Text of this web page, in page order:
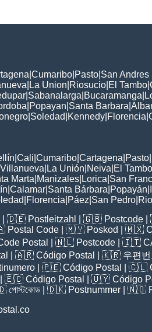
Cumaribo Pasto San Andres
La Union Riosucio El Tambo
Sabanalarga Bucaramanga
Popayan Santa Barbara
Soledad Kennedy Florencia
Cali Cumaribo Cartagena Pasto
Villanueva La Unión Neiva El Tambo
Marta Manizales Lorica San
Calamar Santa Bárbara Popayán
Florencia Páez San Pedro
| 🇩🇪 Postleitzahl | 🇬🇧 Postcode
Postal Code | 🇲🇾 Poskod | 🇲🇽
Postal | 🇳🇱 Postcode | 🇮🇹
| 🇦🇷 Código Postal | 🇰🇷 우편번
| 🇵🇪 Código Postal | 🇨🇱
| 🇪🇨 Código Postal | 🇺🇾 Código
পোস্টকোড | 🇩🇰 Postnummer | 🇳🇴